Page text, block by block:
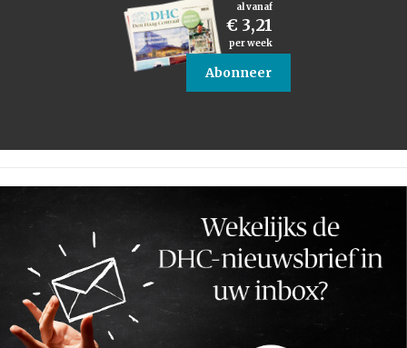
al vanaf
€ 3,21
per week
Abonneer